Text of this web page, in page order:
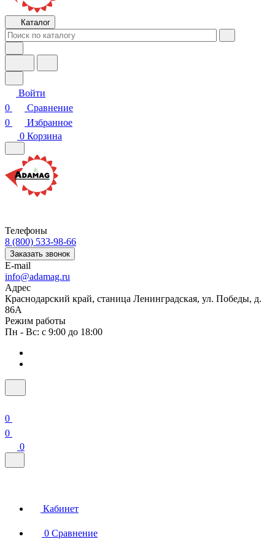
Каталог
Войти
0
Сравнение
0
Избранное
0 Корзина
Телефоны
8 (800) 533-98-66
Заказать звонок
E-mail
info@adamag.ru
Адрес
Краснодарский край, станица Ленинградская, ул. Победы, д.
86А
Режим работы
Пн - Вс: с 9:00 до 18:00
0
0
0
Кабинет
0 Сравнение